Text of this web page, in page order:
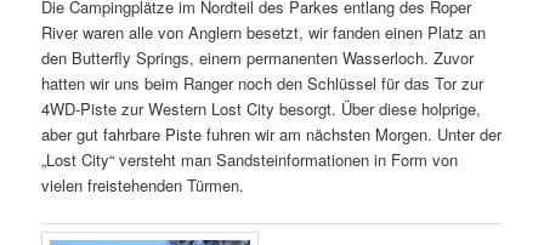
Die Campingplätze im Nordteil des Parkes entlang des Roper
River waren alle von Anglern besetzt, wir fanden einen Platz an
den Butterfly Springs, einem permanenten Wasserloch. Zuvor
hatten wir uns beim Ranger noch den Schlüssel für das Tor zur
4WD-Piste zur Western Lost City besorgt. Über diese holprige,
aber gut fahrbare Piste fuhren wir am nächsten Morgen. Unter der
„Lost City“ versteht man Sandsteinformationen in Form von
vielen freistehenden Türmen.